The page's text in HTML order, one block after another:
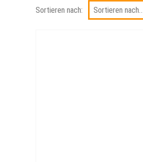
Sortieren nach: